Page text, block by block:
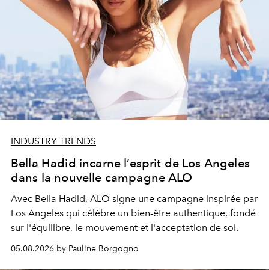
INDUSTRY TRENDS
Bella Hadid incarne l’esprit de Los Angeles
dans la nouvelle campagne ALO
Avec Bella Hadid, ALO signe une campagne inspirée par
Los Angeles qui célèbre un bien-être authentique, fondé
sur l'équilibre, le mouvement et l'acceptation de soi.
05.08.2026 by Pauline Borgogno